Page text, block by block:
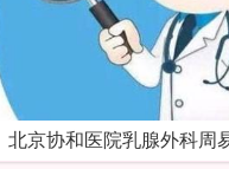
北京协和医院乳腺外科周